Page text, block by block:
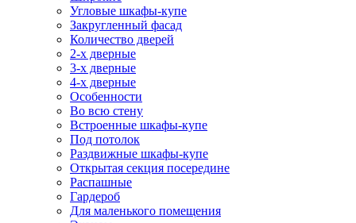
Угловые шкафы-купе
Закругленный фасад
Количество дверей
2-х дверные
3-х дверные
4-х дверные
Особенности
Во всю стену
Встроенные шкафы-купе
Под потолок
Раздвижные шкафы-купе
Открытая секция посередине
Распашные
Гардероб
Для маленького помещения